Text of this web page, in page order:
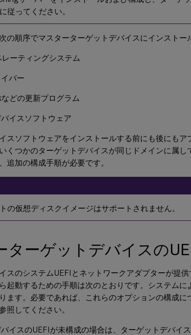
従ってください。
の順序でマスターターゲットデバイスにインストー
ーティングシステム
バー
どの更新プログラム
イスソフトウェア
スソフトウェアをインストールする前にも後にもア
くつかのターゲットデバイスが同じドメインに属し
追加の構成手順が必要です。
の仮想ディスクイメージはサポートされません。
ターゲットデバイスの
スのシステムUEFIとネットワークアダプターが提供
起動するための手順は次のとおりです。システムに
ます。必要であれば、これらのオプションの構成に
照してください。
イスのUEFIが未構成の場合は、ターゲットデバイ